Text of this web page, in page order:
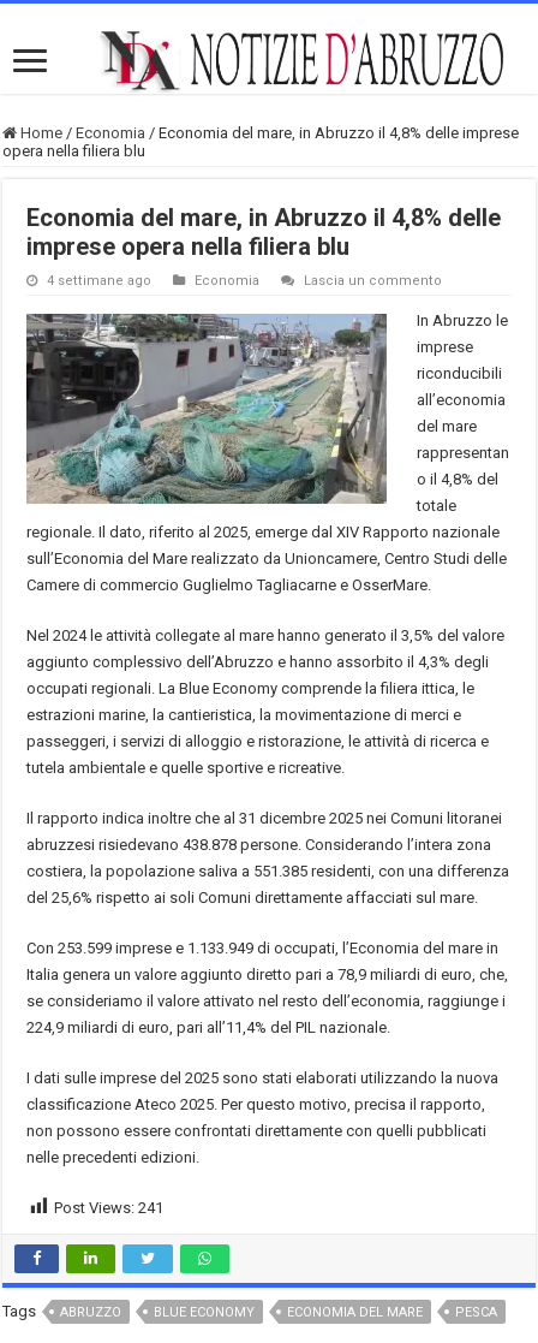
Home / Economia / Economia del mare, in Abruzzo il 4,8% delle imprese
opera nella filiera blu
Economia del mare, in Abruzzo il 4,8% delle
imprese opera nella filiera blu
4 settimane ago Economia Lascia un commento
In Abruzzo le
imprese
riconducibili
all’economia
del mare
rappresentan
o il 4,8% del
totale
regionale. Il dato, riferito al 2025, emerge dal XIV Rapporto nazionale
sull’Economia del Mare realizzato da Unioncamere, Centro Studi delle
Camere di commercio Guglielmo Tagliacarne e OsserMare.
Nel 2024 le attività collegate al mare hanno generato il 3,5% del valore
aggiunto complessivo dell’Abruzzo e hanno assorbito il 4,3% degli
occupati regionali. La Blue Economy comprende la filiera ittica, le
estrazioni marine, la cantieristica, la movimentazione di merci e
passeggeri, i servizi di alloggio e ristorazione, le attività di ricerca e
tutela ambientale e quelle sportive e ricreative.
Il rapporto indica inoltre che al 31 dicembre 2025 nei Comuni litoranei
abruzzesi risiedevano 438.878 persone. Considerando l’intera zona
costiera, la popolazione saliva a 551.385 residenti, con una differenza
del 25,6% rispetto ai soli Comuni direttamente affacciati sul mare.
Con 253.599 imprese e 1.133.949 di occupati, l’Economia del mare in
Italia genera un valore aggiunto diretto pari a 78,9 miliardi di euro, che,
se consideriamo il valore attivato nel resto dell’economia, raggiunge i
224,9 miliardi di euro, pari all’11,4% del PIL nazionale.
I dati sulle imprese del 2025 sono stati elaborati utilizzando la nuova
classificazione Ateco 2025. Per questo motivo, precisa il rapporto,
non possono essere confrontati direttamente con quelli pubblicati
nelle precedenti edizioni.
Post Views: 241
Tags ABRUZZO BLUE ECONOMY ECONOMIA DEL MARE PESCA